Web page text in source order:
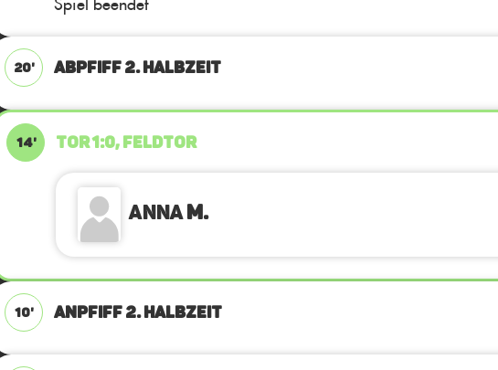
20' ABPFIFF 2. Halbzeit
14' TOR 1:0, FELDTOR
AnnaM.
10' ANPFIFF 2. Halbzeit